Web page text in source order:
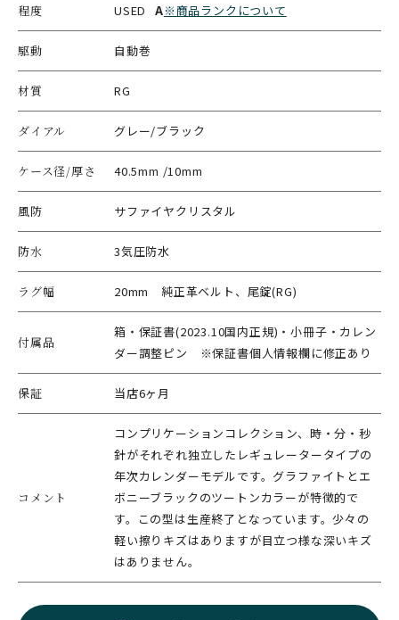
程度 USED A※商品ランクについて
駆動 自動巻
材質 RG
ダイアル グレー/ブラック
ケース径/厚さ 40.5mm /10mm
風防 サファイヤクリスタル
防水 3気圧防水
ラグ幅 20mm 純正革ベルト、尾錠(RG)
付属品
箱・保証書(2023.10国内正規)・小冊子・カレン
ダー調整ピン ※保証書個人情報欄に修正あり
保証 当店6ヶ月
コメント
コンプリケーションコレクション、時・分・秒
針がそれぞれ独立したレギュレータータイプの
年次カレンダーモデルです。グラファイトとエ
ボニーブラックのツートンカラーが特徴的で
す。この型は生産終了となっています。少々の
軽い擦りキズはありますが目立つ様な深いキズ
はありません。